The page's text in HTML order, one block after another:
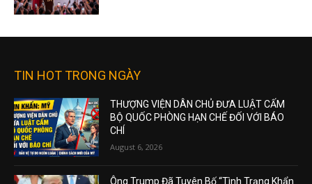
TIN HOT TRONG NGÀY
THƯỢNG VIỆN DÂN CHỦ ĐƯA LUẬT CẤM
BỘ QUỐC PHÒNG HẠN CHẾ ĐỐI VỚI BÁO
CHÍ
August 6, 2026
Ông Trump Đã Tuyên Bố “Tình Trạng Khẩn